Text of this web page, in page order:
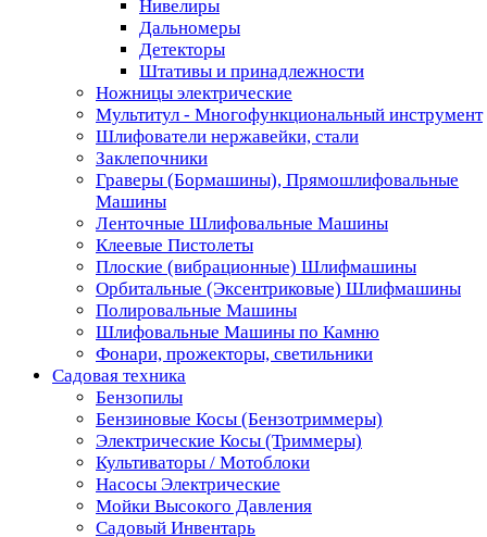
Нивелиры
Дальномеры
Детекторы
Штативы и принадлежности
Ножницы электрические
Мультитул - Многофункциональный инструмент
Шлифователи нержавейки, стали
Заклепочники
Граверы (Бормашины), Прямошлифовальные
Машины
Ленточные Шлифовальные Машины
Клеевые Пистолеты
Плоские (вибрационные) Шлифмашины
Орбитальные (Эксентриковые) Шлифмашины
Полировальные Машины
Шлифовальные Машины по Камню
Фонари, прожекторы, светильники
Садовая техника
Бензопилы
Бензиновые Косы (Бензотриммеры)
Электрические Косы (Триммеры)
Культиваторы / Мотоблоки
Насосы Электрические
Мойки Высокого Давления
Садовый Инвентарь